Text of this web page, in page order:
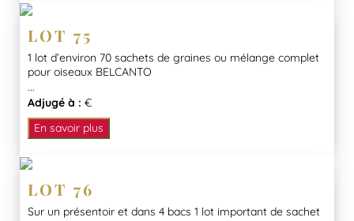
LOT 75
1 lot d’environ 70 sachets de graines ou mélange complet
pour oiseaux BELCANTO
...
Adjugé à : €
En savoir plus
LOT 76
Sur un présentoir et dans 4 bacs 1 lot important de sachet